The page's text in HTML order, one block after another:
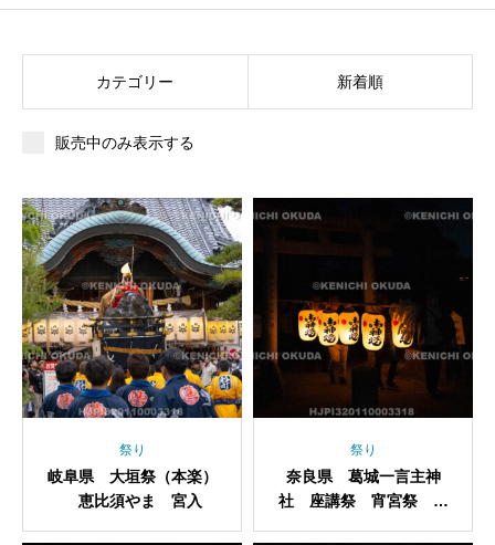
カテゴリー 新着順
販売中のみ表示する
祭り
岐阜県 大垣祭（本楽）
恵比須やま 宮入
祭り
奈良県 葛城一言主神
社 座講祭 宵宮祭 ス